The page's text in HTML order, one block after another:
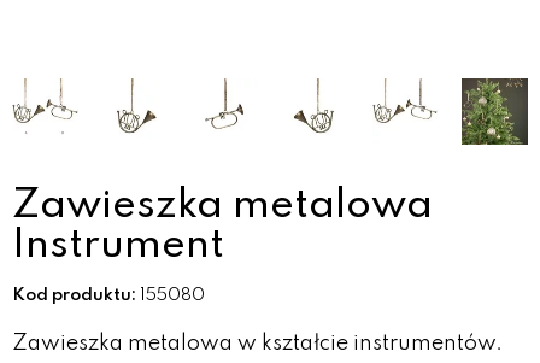
Zawieszka metalowa
Instrument
Kod produktu: 155080
Zawieszka metalowa w kształcie instrumentów.